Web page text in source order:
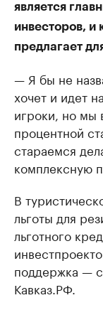
является
инвесторов, и
предлагает
— Я бы не
хочет и идет
игроки, но мы
процентной
стараемся
комплексную
В
льготы для
льготного
поддержка —
Кавказ.РФ.